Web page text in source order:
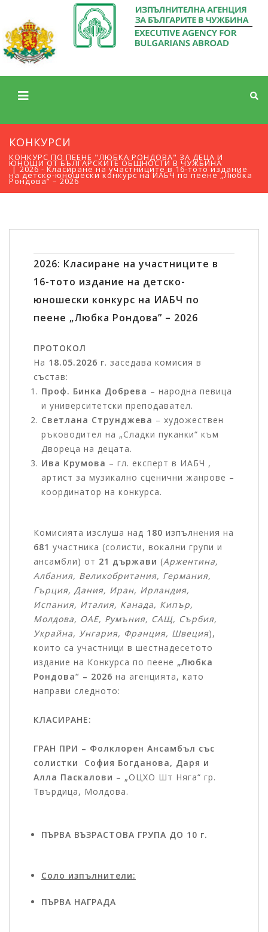
КОНКУРСИ
КОНКУРС ПО ПЕЕНЕ "ЛЮБКА РОНДОВА" ЗА ДЕЦА И
ЮНОШИ ОТ БЪЛГАРСКИТЕ ОБЩНОСТИ В ЧУЖБИНА
2026 - Класиране на участниците в 16-тото издание
на детско-юношески конкурс на ИАБЧ по пеене „Любка
Рондова” – 2026
2026: Класиране на участниците в
16-тото издание на детско-
юношески конкурс на ИАБЧ по
пеене „Любка Рондова” – 2026
ПРОТОКОЛ
На 18.05.2026 г. заседава комисия в
състав:
Проф. Бинка Добрева – народна певица
и университетски преподавател.
Светлана Струнджева – художествен
ръководител на „Сладки пуканки“ към
Двореца на децата.
Ива Крумова – гл. експерт в ИАБЧ ,
артист за музикално сценични жанрове –
координатор на конкурса.
Комисията изслуша над 180 изпълнения на
681 участника (солисти, вокални групи и
ансамбли) от 21 държави (Аржентина,
Албания, Великобритания, Германия,
Гърция, Дания, Иран, Ирландия,
Испания, Италия, Канада, Кипър,
Молдова, ОАЕ, Румъния, САЩ, Сърбия,
Украйна, Унгария, Франция, Швеция),
които са участници в шестнадесетото
издание на Конкурса по пеене „Любка
Рондова“ – 2026 на агенцията, като
направи следното:
КЛАСИРАНЕ:
ГРАН ПРИ – Фолклорен Ансамбъл със
солистки София Богданова, Даря и
Алла Паскалови – „ОЦХО Шт Няга“ гр.
Твърдица, Молдова.
ПЪРВА ВЪЗРАСТОВА ГРУПА ДО 10 г.
Соло изпълнители:
ПЪРВА НАГРАДА